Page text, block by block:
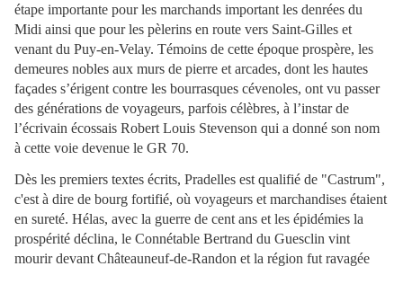
étape importante pour les marchands important les denrées du
Midi ainsi que pour les pèlerins en route vers Saint-Gilles et
venant du Puy-en-Velay. Témoins de cette époque prospère, les
demeures nobles aux murs de pierre et arcades, dont les hautes
façades s’érigent contre les bourrasques cévenoles, ont vu passer
des générations de voyageurs, parfois célèbres, à l’instar de
l’écrivain écossais Robert Louis Stevenson qui a donné son nom
à cette voie devenue le GR 70.
Dès les premiers textes écrits, Pradelles est qualifié de "Castrum",
c'est à dire de bourg fortifié, où voyageurs et marchandises étaient
en sureté. Hélas, avec la guerre de cent ans et les épidémies la
prospérité déclina, le Connétable Bertrand du Guesclin vint
mourir devant Châteauneuf-de-Randon et la région fut ravagée